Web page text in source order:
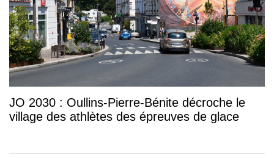
JO 2030 : Oullins-Pierre-Bénite décroche le
village des athlètes des épreuves de glace